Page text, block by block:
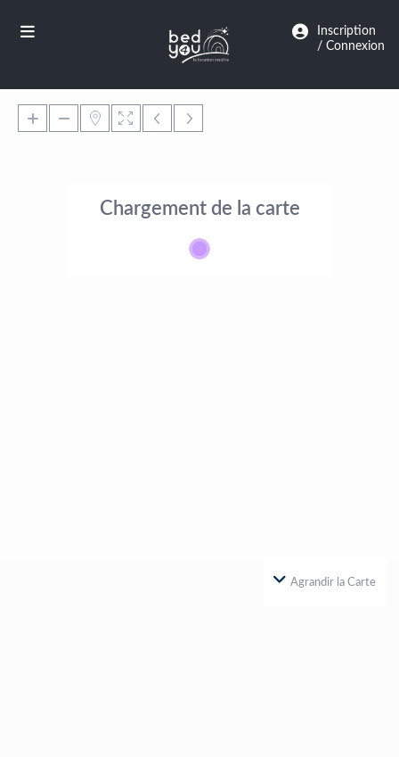
Inscription
/ Connexion
Chargement de la carte
Agrandir la Carte